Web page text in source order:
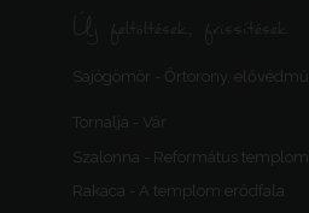
Új feltöltések, frissítések
Sajógömör - Őrtorony, elővédmű
Tornalja - Vár
Szalonna - Református templom
Rakaca - A templom erődfala